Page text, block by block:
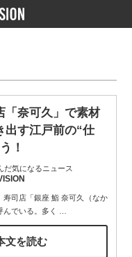
「奈可久」で素材
出す江戸前の“仕
！
だ気になるニュース
寿司店「銀座 鮨 奈可久（なか
でいる。多く
文を読む